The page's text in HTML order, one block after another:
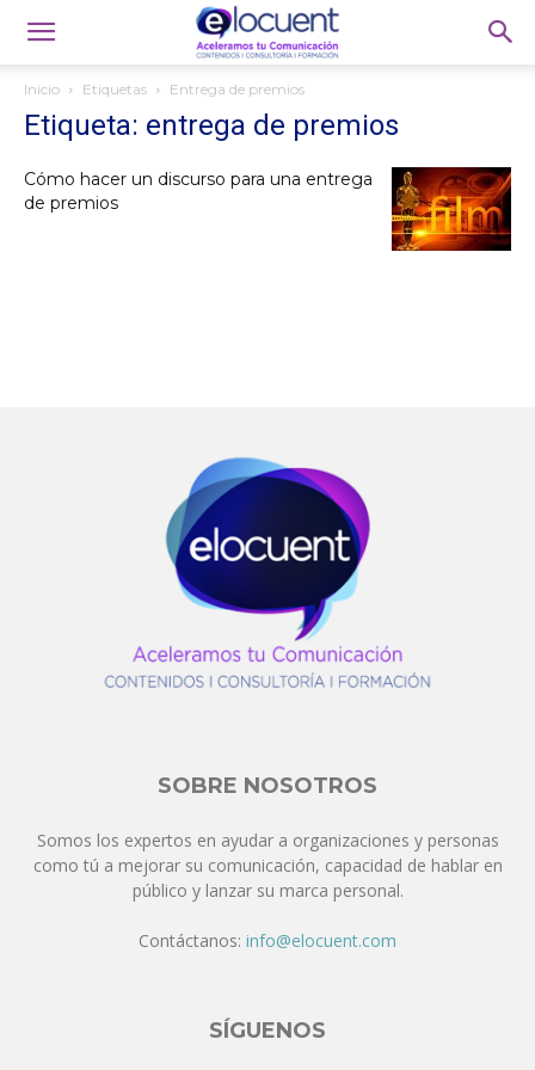
Inicio Etiquetas Entrega de premios
Etiqueta: entrega de premios
Cómo hacer un discurso para una entrega
de premios
SOBRE NOSOTROS
Somos los expertos en ayudar a organizaciones y personas
como tú a mejorar su comunicación, capacidad de hablar en
público y lanzar su marca personal.
Contáctanos: info@elocuent.com
SÍGUENOS